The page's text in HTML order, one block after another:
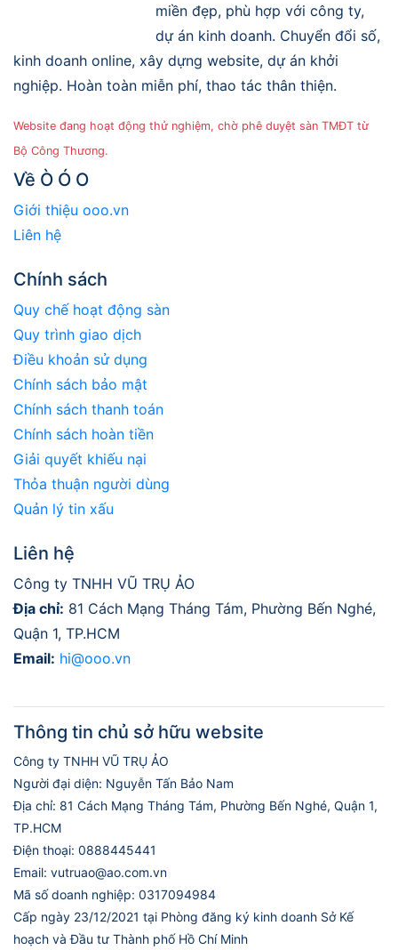
miền đẹp, phù hợp với công ty,
dự án kinh doanh. Chuyển đổi số,
kinh doanh online, xây dựng website, dự án khởi
nghiệp. Hoàn toàn miễn phí, thao tác thân thiện.
Website đang hoạt động thử nghiệm, chờ phê duyệt sàn TMĐT từ
Bộ Công Thương.
Về Ò Ó O
Giới thiệu ooo.vn
Liên hệ
Chính sách
Quy chế hoạt động sàn
Quy trình giao dịch
Điều khoản sử dụng
Chính sách bảo mật
Chính sách thanh toán
Chính sách hoàn tiền
Giải quyết khiếu nại
Thỏa thuận người dùng
Quản lý tin xấu
Liên hệ
Công ty TNHH VŨ TRỤ ẢO
Địa chỉ: 81 Cách Mạng Tháng Tám, Phường Bến Nghé,
Quận 1, TP.HCM
Email: hi@ooo.vn
Thông tin chủ sở hữu website
Công ty TNHH VŨ TRỤ ẢO
Người đại diện: Nguyễn Tấn Bảo Nam
Địa chỉ: 81 Cách Mạng Tháng Tám, Phường Bến Nghé, Quận 1,
TP.HCM
Điện thoại: 0888445441
Email: vutruao@ao.com.vn
Mã số doanh nghiệp: 0317094984
Cấp ngày 23/12/2021 tại Phòng đăng ký kinh doanh Sở Kế
hoạch và Đầu tư Thành phố Hồ Chí Minh